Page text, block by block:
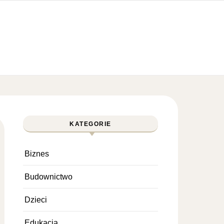
KATEGORIE
Biznes
Budownictwo
Dzieci